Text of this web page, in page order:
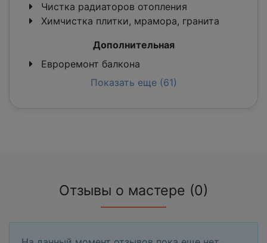
Чистка радиаторов отопления
Химчистка плитки, мрамора, гранита
Дополнительная
Евроремонт балкона
Показать еще (61)
Отзывы о мастере (0)